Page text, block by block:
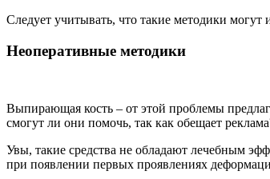
Следует учитывать, что такие методики
Неоперативные методики
Выпирающая кость – от этой проблемы
смогут ли они помочь, так как обещает
Увы, такие средства не обладают лечебным
при появлении первых проявлениях